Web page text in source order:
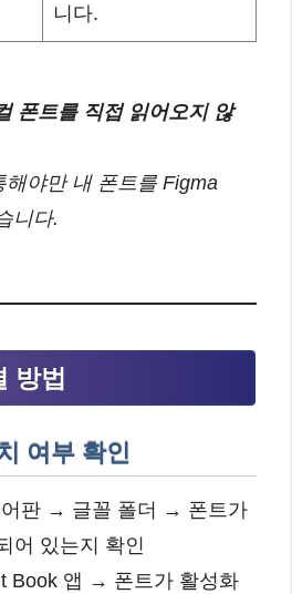
니다.
폰트를 직접 읽어오지 않
야만 내 폰트를 Figma
니다.
방법
여부 확인
어판 → 글꼴 폴더 → 폰트가
어 있는지 확인
Book 앱 → 폰트가 활성화